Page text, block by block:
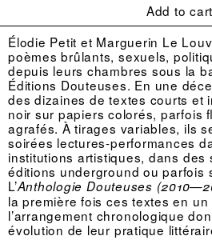
Add to cart
Élodie Petit et Marguerin Le
poèmes brûlants, sexuels,
depuis leurs chambres sous la
Éditions Douteuses. En une
des dizaines de textes courts et
noir sur papiers colorés, parfois
agrafés. À tirages variables, ils
soirées lectures-performances
institutions artistiques, dans des
éditions underground ou parfois
L’Anthologie Douteuses
la première fois ces textes en
l’arrangement chronologique
évolution de leur pratique